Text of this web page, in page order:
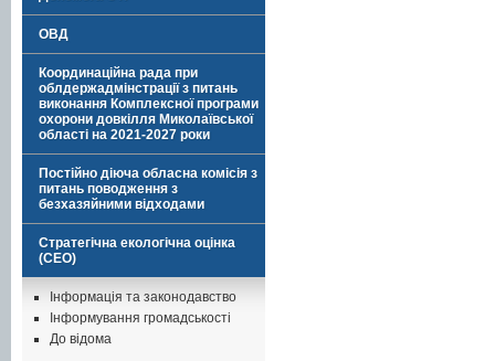
ОВД
Координаційна рада при
облдержадмінстрації з питань
виконання Комплексної програми
охорони довкілля Миколаївської
області на 2021-2027 роки
Постійно діюча обласна комісія з
питань поводження з
безхазяйними відходами
Стратегічна екологічна оцінка
(СЕО)
Інформація та законодавство
Інформування громадськості
До відома